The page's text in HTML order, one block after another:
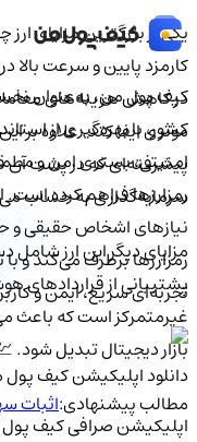
کارمزد پایین و سرعت بالا
در کاهش هزینه‌های
پیشرفته‌ای که در پشت آن
سرمایه‌گذاری به حساب
مزایای دیگر این ارز
پشتیبانی از قراردادهای
غیرمتمرکز است که باعث
بازار دیجیتال تبدیل شود.
مطالب پیشنهادی:اثبات
کیف‌ پول من، به‌عنوان
کشور، با بهره‌گیری از
امنیتی، بستری امن و
رمزارزها فراهم کرده است.
نیازهای اشخاص حقیقی و
رمزارزها برطرف می‌کند و
تجربه‌ای سریع، ایمن و
دانلود اپلیکیشن کیف‌ پول
اپلیکیشن صرافی کیف پول